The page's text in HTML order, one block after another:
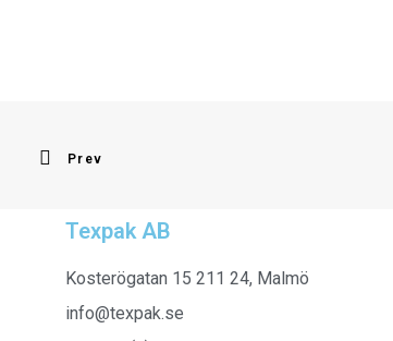
Prev
Texpak AB
Kosterögatan 15 211 24, Malmö
info@texpak.se